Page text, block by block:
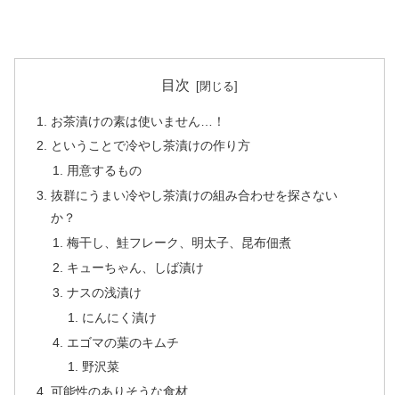
目次
お茶漬けの素は使いません…！
ということで冷やし茶漬けの作り方
用意するもの
抜群にうまい冷やし茶漬けの組み合わせを探さない
か？
梅干し、鮭フレーク、明太子、昆布佃煮
キューちゃん、しば漬け
ナスの浅漬け
にんにく漬け
エゴマの葉のキムチ
野沢菜
可能性のありそうな食材